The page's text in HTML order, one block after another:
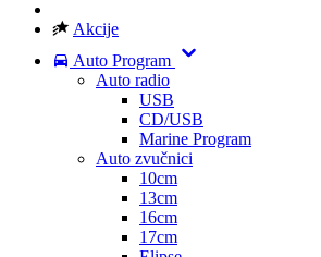
Akcije
Auto Program
Auto radio
USB
CD/USB
Marine Program
Auto zvučnici
10cm
13cm
16cm
17cm